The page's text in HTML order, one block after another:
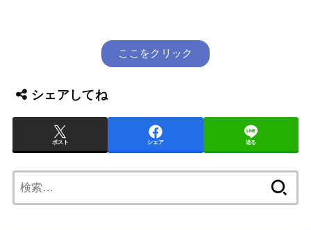
ここをクリック
シェアしてね
ポスト シェア 送る